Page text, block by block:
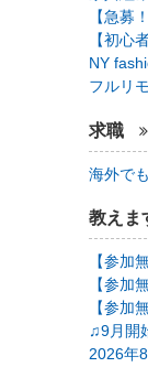
【急募
【初心
NY
フルリ
求職
海外で
教えま
【参加
【参加
【参加
♫9月開
2026年